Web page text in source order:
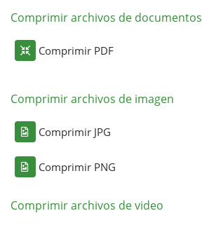
Comprimir archivos de documentos
Comprimir PDF
Comprimir archivos de imagen
Comprimir JPG
Comprimir PNG
Comprimir archivos de video